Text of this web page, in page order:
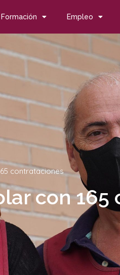
Formación Empleo
contrataciones
con